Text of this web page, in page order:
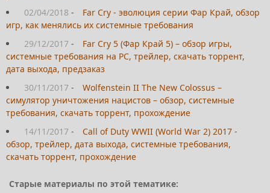
02/04/2018 -
Far Cry - эволюция серии Фар Край, обзор
игр, как менялись их системные требования
29/12/2017 -
Far Cry 5 (Фар Край 5) – обзор игры,
системные требования на PC, трейлер, скачать торрент,
дата выхода, предзаказ
30/11/2017 -
Wolfenstein II The New Colossus –
симулятор уничтожения нацистов – обзор, системные
требования, скачать торрент, прохождение
14/11/2017 -
Call of Duty WWII (World War 2) 2017 -
обзор, трейлер, дата выхода, системные требования,
скачать торрент, прохождение
Старые материалы по этой тематике: